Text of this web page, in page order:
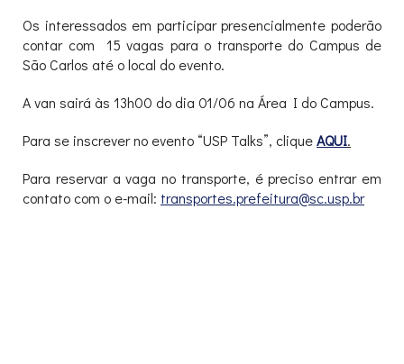
Os interessados em participar presencialmente poderão
contar com 15 vagas para o transporte do Campus de
São Carlos até o local do evento.
A van sairá às 13h00 do dia 01/06 na Área I do Campus.
Para se inscrever no evento “USP Talks”, cliqueAQUI.
Para reservar a vaga no transporte, é preciso entrar em
contato com o e-mail: transportes.prefeitura@sc.usp.br